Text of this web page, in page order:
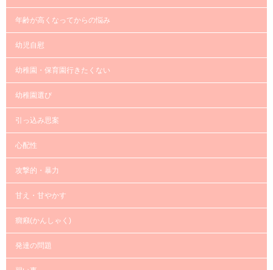
年齢が高くなってからの悩み
幼児自慰
幼稚園・保育園行きたくない
幼稚園選び
引っ込み思案
心配性
攻撃的・暴力
甘え・甘やかす
癇癪(かんしゃく)
発達の問題